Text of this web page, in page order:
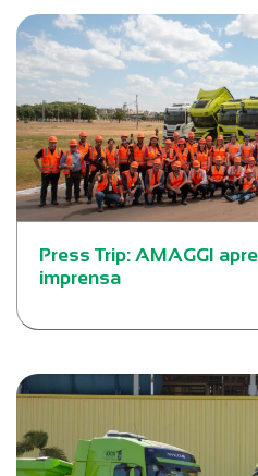
Press Trip: AMAGGI
imprensa